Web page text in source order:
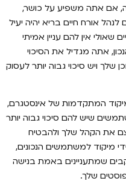
אם אתה משפיע על כושר,
לנהל אורח חיים בריא יהיה יעיל
אין להם עניין אמיתי
אתה מגדיל את הסיכוי
ויש סיכוי גבוה יותר לעסוק
המתקדמות של אינסטגרם,
שיש להם סיכוי גבוה יותר
את הקהל שלך ולהבטיח
מיקוד למשתמשים הנכונים,
שמתעניינים באמת בנישה
שלך.